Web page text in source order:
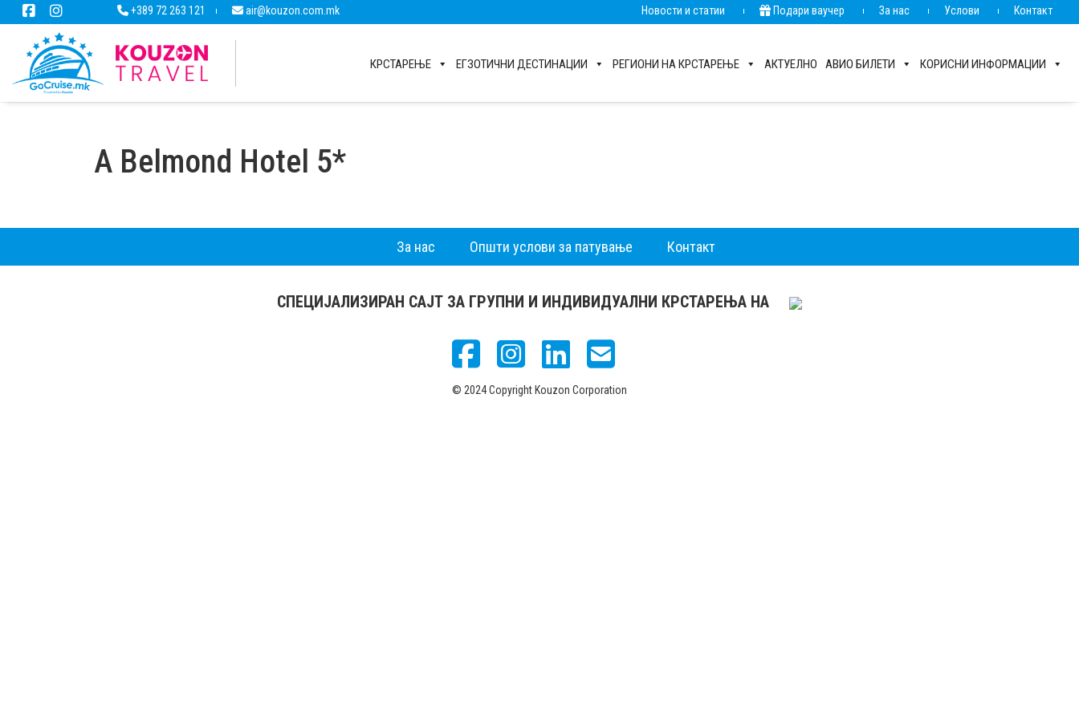
+389 72 263 121 air@kouzon.com.mk Новости и статии Подари ваучер За нас Услови Контакт
КРСТАРЕЊЕ ЕГЗОТИЧНИ ДЕСТИНАЦИИ РЕГИОНИ НА КРСТАРЕЊЕ АКТУЕЛНО АВИО БИЛЕТИ КОРИСНИ ИНФОРМАЦИИ
A Belmond Hotel 5*
За нас Општи услови за патување Контакт
СПЕЦИЈАЛИЗИРАН САЈТ ЗА ГРУПНИ И ИНДИВИДУАЛНИ КРСТАРЕЊА НА
© 2024 Copyright Kouzon Corporation